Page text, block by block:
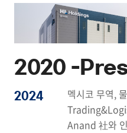
2020 -
2024
멕시코 무역,
Anand 社와